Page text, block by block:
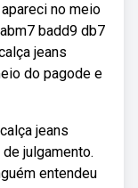
no meio
badd9 db7
jeans
do pagode e
jeans
julgamento.
entendeu